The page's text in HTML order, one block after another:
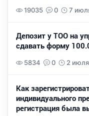
19035 0 7
Депозит у ТОО на
сдавать форму
5834 0 2
Как
индивидуального
регистрация была